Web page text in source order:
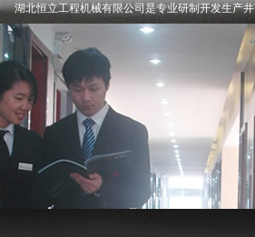
车 运矿卡车 掘进机 轮式
北恒立工程机械有限公司是专业研制开发生产井下